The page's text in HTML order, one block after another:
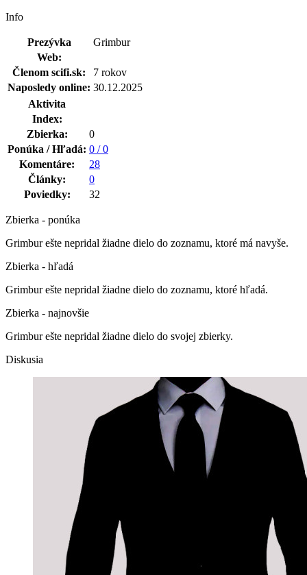
Info
Prezývka
Grimbur
Web:
Členom scifi.sk:
7 rokov
Naposledy online: 30.12.2025
Aktivita
Index:
Zbierka:
0
Ponúka / Hľadá: 0 / 0
Komentáre:
28
Články:
0
Poviedky:
32
Zbierka - ponúka
Grimbur ešte nepridal žiadne dielo do zoznamu, ktoré má navyše.
Zbierka - hľadá
Grimbur ešte nepridal žiadne dielo do zoznamu, ktoré hľadá.
Zbierka - najnovšie
Grimbur ešte nepridal žiadne dielo do svojej zbierky.
Diskusia